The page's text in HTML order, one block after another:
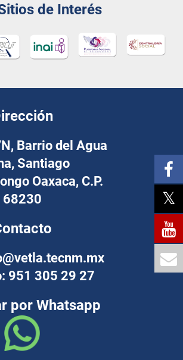
de Interés
Barrio del Agua
Santiago
Oaxaca, C.P.
68230
951 305 29 27
por Whatsapp